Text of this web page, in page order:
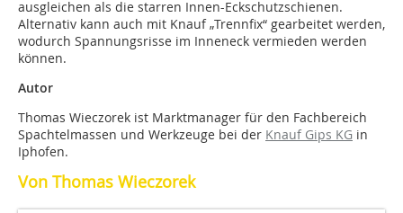
ausgleichen als die starren Innen-Eckschutzschienen.
Alternativ kann auch mit Knauf „Trennfix“ gearbeitet werden,
wodurch Spannungsrisse im Inneneck vermieden werden
können.
Autor
Thomas Wieczorek ist Marktmanager für den Fachbereich
Spachtelmassen und Werkzeuge bei der Knauf Gips KG in
Iphofen.
Von Thomas Wieczorek